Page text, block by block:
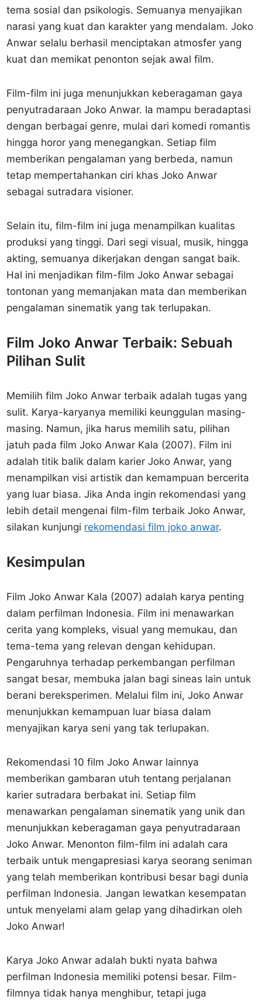
tema sosial dan psikologis. Semuanya menyajikan
narasi yang kuat dan karakter yang mendalam. Joko
Anwar selalu berhasil menciptakan atmosfer yang
kuat dan memikat penonton sejak awal film.
Film-film ini juga menunjukkan keberagaman gaya
penyutradaraan Joko Anwar. Ia mampu beradaptasi
dengan berbagai genre, mulai dari komedi romantis
hingga horor yang menegangkan. Setiap film
memberikan pengalaman yang berbeda, namun
tetap mempertahankan ciri khas Joko Anwar
sebagai sutradara visioner.
Selain itu, film-film ini juga menampilkan kualitas
produksi yang tinggi. Dari segi visual, musik, hingga
akting, semuanya dikerjakan dengan sangat baik.
Hal ini menjadikan film-film Joko Anwar sebagai
tontonan yang memanjakan mata dan memberikan
pengalaman sinematik yang tak terlupakan.
Film Joko Anwar Terbaik: Sebuah
Pilihan Sulit
Memilih film Joko Anwar terbaik adalah tugas yang
sulit. Karya-karyanya memiliki keunggulan masing-
masing. Namun, jika harus memilih satu, pilihan
jatuh pada film Joko Anwar Kala (2007). Film ini
adalah titik balik dalam karier Joko Anwar, yang
menampilkan visi artistik dan kemampuan bercerita
yang luar biasa. Jika Anda ingin rekomendasi yang
lebih detail mengenai film-film terbaik Joko Anwar,
silakan kunjungi rekomendasi film joko anwar.
Kesimpulan
Film Joko Anwar Kala (2007) adalah karya penting
dalam perfilman Indonesia. Film ini menawarkan
cerita yang kompleks, visual yang memukau, dan
tema-tema yang relevan dengan kehidupan.
Pengaruhnya terhadap perkembangan perfilman
sangat besar, membuka jalan bagi sineas lain untuk
berani bereksperimen. Melalui film ini, Joko Anwar
menunjukkan kemampuan luar biasa dalam
menyajikan karya seni yang tak terlupakan.
Rekomendasi 10 film Joko Anwar lainnya
memberikan gambaran utuh tentang perjalanan
karier sutradara berbakat ini. Setiap film
menawarkan pengalaman sinematik yang unik dan
menunjukkan keberagaman gaya penyutradaraan
Joko Anwar. Menonton film-film ini adalah cara
terbaik untuk mengapresiasi karya seorang seniman
yang telah memberikan kontribusi besar bagi dunia
perfilman Indonesia. Jangan lewatkan kesempatan
untuk menyelami alam gelap yang dihadirkan oleh
Joko Anwar!
Karya Joko Anwar adalah bukti nyata bahwa
perfilman Indonesia memiliki potensi besar. Film-
filmnya tidak hanya menghibur, tetapi juga